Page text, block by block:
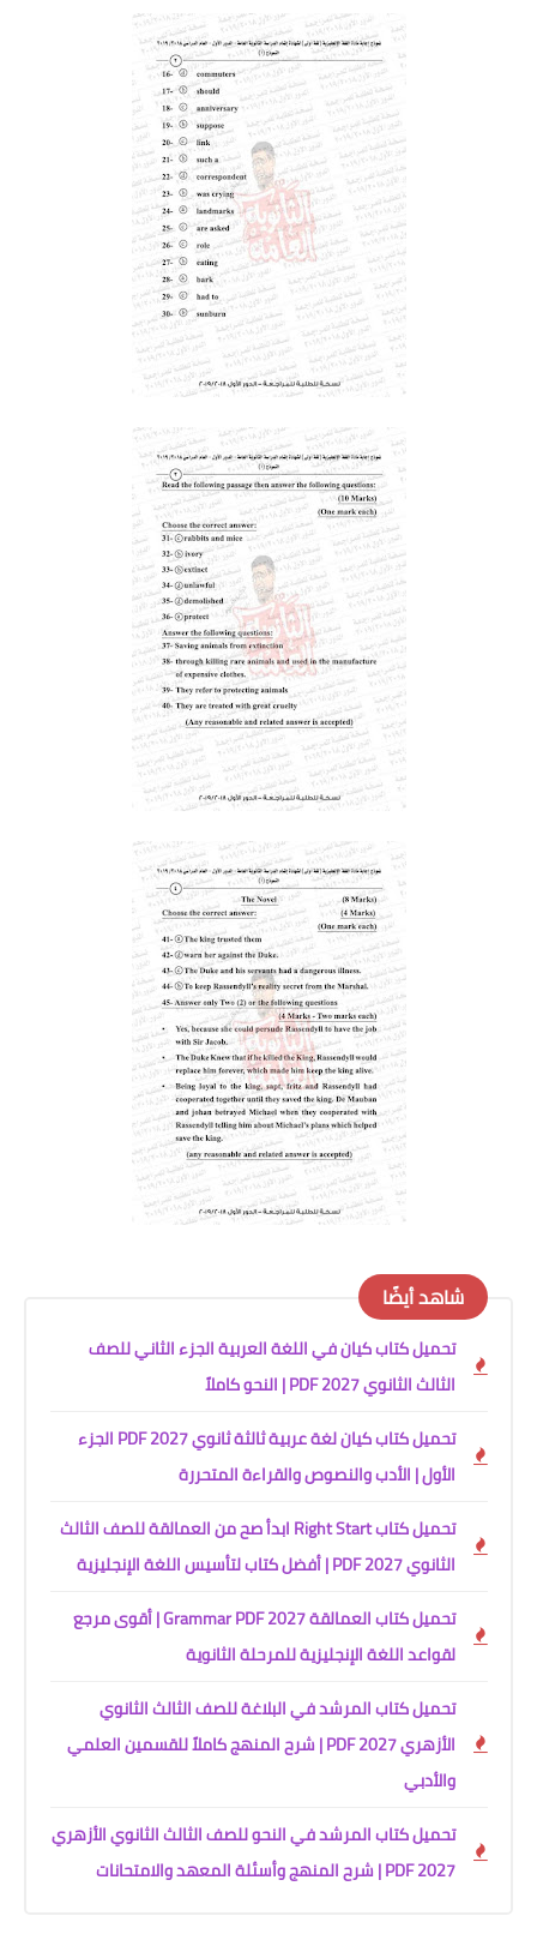
شاهد أيضًا
تحميل كتاب كيان في اللغة العربية الجزء الثاني للصف
الثالث الثانوي 2027 PDF | النحو كاملاً
تحميل كتاب كيان لغة عربية ثالثة ثانوي 2027 PDF الجزء
الأول | الأدب والنصوص والقراءة المتحررة
تحميل كتاب Right Start ابدأ صح من العمالقة للصف الثالث
الثانوي 2027 PDF | أفضل كتاب لتأسيس اللغة الإنجليزية
تحميل كتاب العمالقة Grammar PDF 2027 | أقوى مرجع
لقواعد اللغة الإنجليزية للمرحلة الثانوية
تحميل كتاب المرشد في البلاغة للصف الثالث الثانوي
الأزهري 2027 PDF | شرح المنهج كاملاً للقسمين العلمي
والأدبي
تحميل كتاب المرشد في النحو للصف الثالث الثانوي الأزهري
2027 PDF | شرح المنهج وأسئلة المعهد والامتحانات